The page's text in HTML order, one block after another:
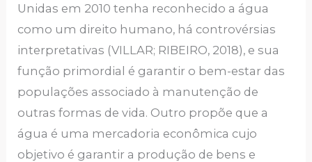
Unidas em 2010 tenha reconhecido a água
como um direito humano, há controvérsias
interpretativas (VILLAR; RIBEIRO, 2018), e sua
função primordial é garantir o bem-estar das
populações associado à manutenção de
outras formas de vida. Outro propõe que a
água é uma mercadoria econômica cujo
objetivo é garantir a produção de bens e